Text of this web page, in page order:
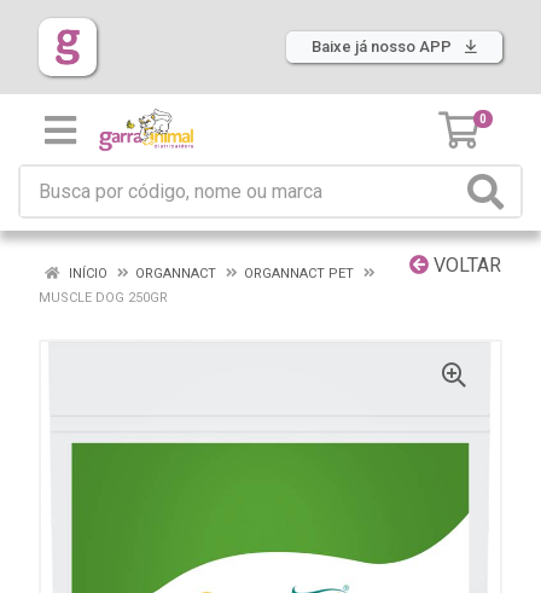
Baixe já nosso APP
0
VOLTAR
INÍCIO ORGANNACT
ORGANNACT PET
MUSCLE DOG 250GR